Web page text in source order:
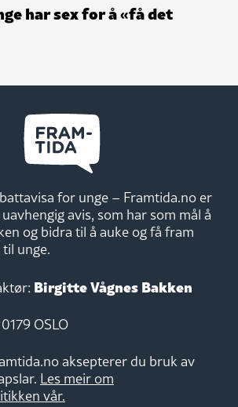
har sex for å «få det
for unge – Framtida.no er
avis, som har som mål å
og bidra til å auke og få fram
unge.
Birgitte Vågnes Bakken
OSLO
aksepterer du bruk av
Les meir om
vår.